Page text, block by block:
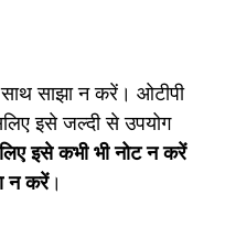
साझा न करें। ओटीपी
इसे जल्दी से उपयोग
इसे कभी भी नोट न करें
न करें।